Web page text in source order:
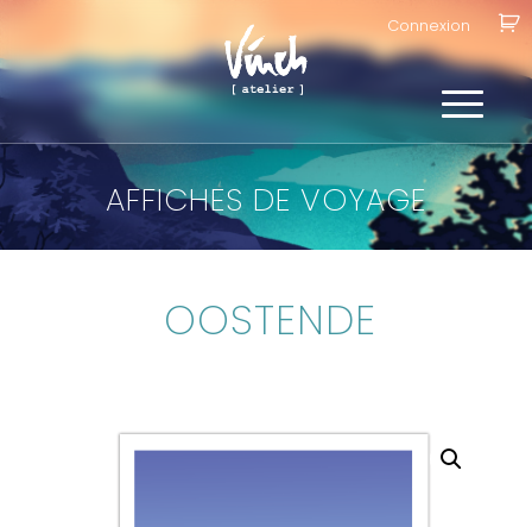
Connexion
AFFICHES DE VOYAGE
OOSTENDE